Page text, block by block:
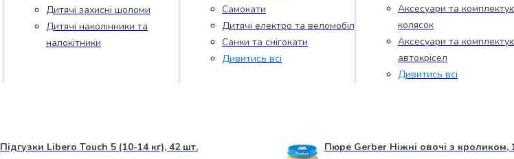
Дитячі захисні шоломи
Дитячі наколінники та
налокітники
Самокати
Дитячі електро та веломобілі
Санки та снігокати
Дивитись всі
Аксесуари та
колясок
Аксесуари та
автокрісел
Дивитись всі
Підгузки Libero Touch 5 (10-14 кг), 42 шт. Пюре Gerber Ніжні овочі з кроликом,